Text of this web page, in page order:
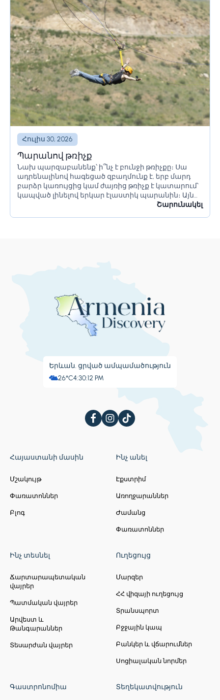
Հուլիս 30, 2026
Պարանով թռիչք
Նախ պարզաբանենք՝ ի՞նչ է բունջի թռիչքը։ Սա
ադրենալինով հագեցած զբաղմունք է, երբ մարդ
բարձր կառույցից կամ ժայռից թռիչք է կատարում՝
կապված լինելով երկար էլաստիկ պարանին։ Այն
հիմնված է ազատ անկման հուզմունքի և դրան
Շարունակել
Երևան. ցրված ամպամածություն
26°C4:30:12 PM
Հայաստանի մասին
Մշակույթ
Փառատոններ
Բլոգ
Ինչ անել
Էքստրիմ
Առողջարաններ
Ժամանց
Փառատոններ
Ինչ տեսնել
Ճարտարապետական
վայրեր
Պատմական վայրեր
Արվեստ և
Թանգարաններ
Տեսարժան վայրեր
Ուղեցույց
Մարզեր
ՀՀ վիզայի ուղեցույց
Տրանսպորտ
Բջջային կապ
Բանկեր և վճարումներ
Սոցիալական նորմեր
Գաստրոնոմիա Տեղեկատվություն